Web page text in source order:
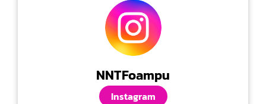
NNTFoampu
Instagram